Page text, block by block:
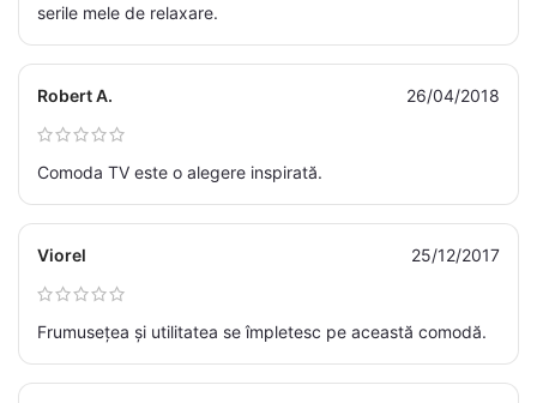
serile mele de relaxare.
Robert A. 26/04/2018
Comoda TV este o alegere inspirată.
Viorel 25/12/2017
Frumusețea și utilitatea se împletesc pe această comodă.